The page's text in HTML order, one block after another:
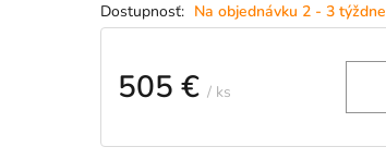
Na objednávku 2 - 3 týždne
505 € / ks
cena: